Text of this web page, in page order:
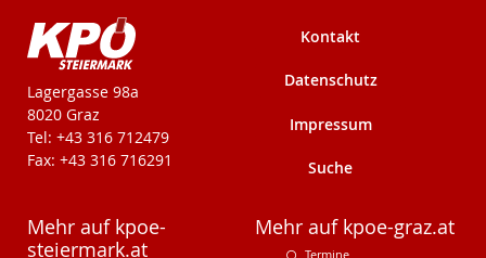
KPÖ-Steiermark
Lagergasse 98a
8020 Graz
Tel: +43 316 712479
Fax: +43 316 716291
Kontakt
Datenschutz
Impressum
Suche
Mehr auf kpoe-
steiermark.at
Mehr auf kpoe-graz.at
Termine